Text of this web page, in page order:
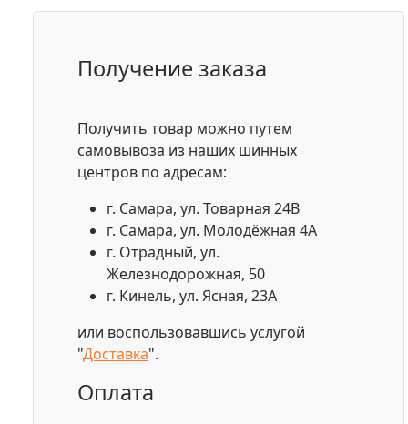
Получение заказа
Получить товар можно путем
самовывоза из наших шинных
центров по адресам:
г. Самара, ул. Товарная 24В
г. Самара, ул. Молодёжная 4А
г. Отрадный, ул.
Железнодорожная, 50
г. Кинель, ул. Ясная, 23А
или воспользовавшись услугой
"Доставка".
Оплата